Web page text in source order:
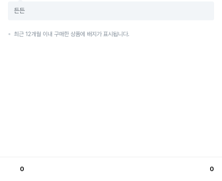
든든
최근 12개월 이내 구매한 상품에 배지가 표시됩니다.
0 0